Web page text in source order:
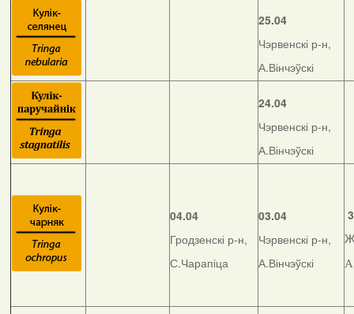
25.04
Чэрвенскі р-н,
А.Вінчэўскі
24.04
Чэрвенскі р-н,
А.Вінчэўскі
04.04
Гродзенскі р-н,
С.Чарапіца
03.04
Чэрвенскі р-н,
А.Вінчэўскі